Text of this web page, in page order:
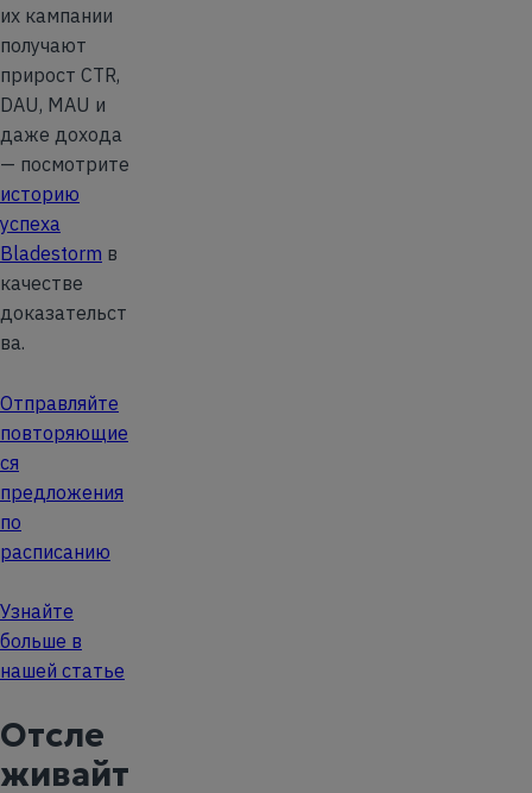
их кампании
получают
прирост CTR,
DAU, MAU и
даже дохода
— посмотрите
историю
успеха
Bladestorm в
качестве
доказательст
ва.
Отправляйте
повторяющие
ся
предложения
по
расписанию
Узнайте
больше в
нашей статье
Отсле
живайт